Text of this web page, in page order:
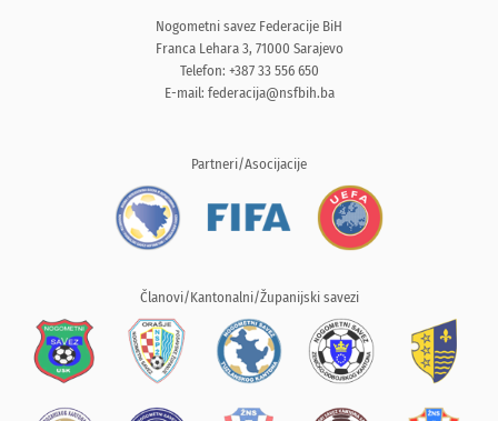
Nogometni savez Federacije BiH
Franca Lehara 3, 71000 Sarajevo
Telefon: +387 33 556 650
E-mail: federacija@nsfbih.ba
Partneri/Asocijacije
Članovi/Kantonalni/Županijski savezi